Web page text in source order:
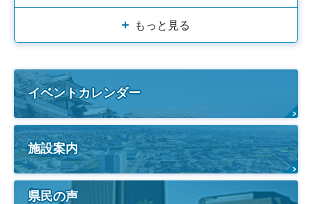
もっと見る
イベントカレンダー
施設案内
県民の声